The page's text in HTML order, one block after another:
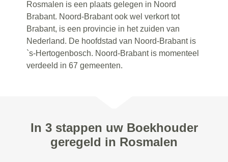
Rosmalen is een plaats gelegen in Noord
Brabant. Noord-Brabant ook wel verkort tot
Brabant, is een provincie in het zuiden van
Nederland. De hoofdstad van Noord-Brabant is
`s-Hertogenbosch. Noord-Brabant is momenteel
verdeeld in 67 gemeenten.
In 3 stappen uw Boekhouder
geregeld in Rosmalen